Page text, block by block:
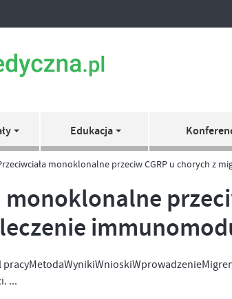
Edukacja
monoklonalne przeciw CGRP u chorych z
monoklonalne
...